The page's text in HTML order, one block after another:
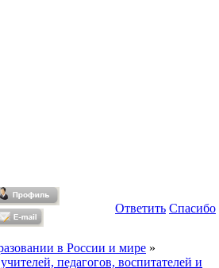
Ответить Спасибо
в России и мире »
педагогов, воспитателей и